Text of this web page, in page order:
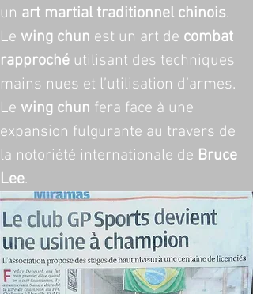
un art martial traditionnel chinois.
Le wing chun est un art de combat
rapproché utilisant des techniques
mains nues et l’utilisation d’armes.
Le wing chun fera face à une
expansion fulgurante au travers de
la notoriété internationale de Bruce
Lee.